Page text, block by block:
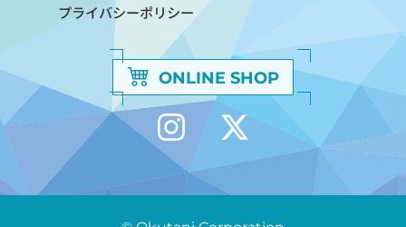
プライバシーポリシー
ONLINE SHOP